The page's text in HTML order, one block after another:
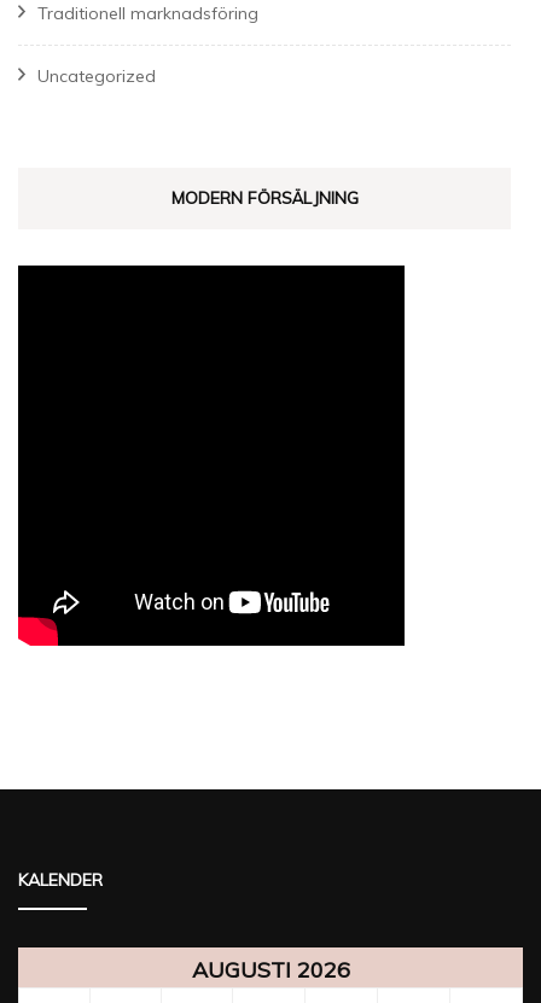
Traditionell marknadsföring
Uncategorized
MODERN FÖRSÄLJNING
KALENDER
AUGUSTI 2026